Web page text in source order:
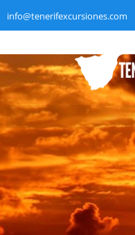
info@tenerifexcursiones.com